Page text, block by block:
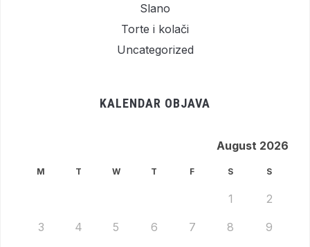
Slano
Torte i kolači
Uncategorized
KALENDAR OBJAVA
August 2026
M T W T F S S
1 2
3 4 5 6 7 8 9